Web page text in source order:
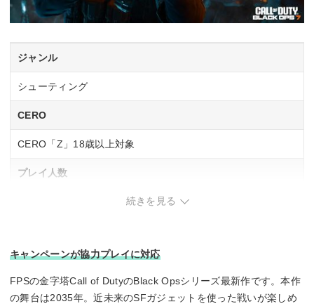
ジャンル
シューティング
CERO
CERO「Z」18歳以上対象
プレイ人数
～40人
続きを見る
キャンペーンが協力プレイに対応
FPSの金字塔Call of DutyのBlack Opsシリーズ最新作です。本作
の舞台は2035年。近未来のSFガジェットを使った戦いが楽しめ